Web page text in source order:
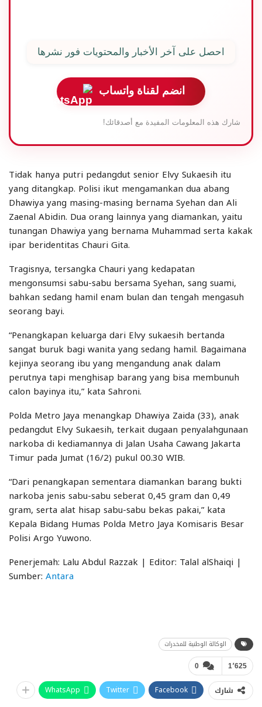
احصل على آخر الأخبار والمحتويات فور نشرها
انضم لقناة واتساب
شارك هذه المعلومات المفيدة مع أصدقائك!
Tidak hanya putri pedangdut senior Elvy Sukaesih itu
yang ditangkap. Polisi ikut mengamankan dua abang
Dhawiya yang masing-masing bernama Syehan dan Ali
Zaenal Abidin. Dua orang lainnya yang diamankan, yaitu
tunangan Dhawiya yang bernama Muhammad serta kakak
ipar beridentitas Chauri Gita.
Tragisnya, tersangka Chauri yang kedapatan
mengonsumsi sabu-sabu bersama Syehan, sang suami,
bahkan sedang hamil enam bulan dan tengah mengasuh
seorang bayi.
“Penangkapan keluarga dari Elvy sukaesih bertanda
sangat buruk bagi wanita yang sedang hamil. Bagaimana
kejinya seorang ibu yang mengandung anak dalam
perutnya tapi menghisap barang yang bisa membunuh
calon bayinya itu,” kata Sahroni.
Polda Metro Jaya menangkap Dhawiya Zaida (33), anak
pedangdut Elvy Sukaesih, terkait dugaan penyalahgunaan
narkoba di kediamannya di Jalan Usaha Cawang Jakarta
Timur pada Jumat (16/2) pukul 00.30 WIB.
“Dari penangkapan sementara diamankan barang bukti
narkoba jenis sabu-sabu seberat 0,45 gram dan 0,49
gram, serta alat hisap sabu-sabu bekas pakai,” kata
Kepala Bidang Humas Polda Metro Jaya Komisaris Besar
Polisi Argo Yuwono.
Penerjemah: Lalu Abdul Razzak | Editor: Talal alShaiqi |
Sumber: Antara
الوكالة الوطنية للمخدرات
0 1٬625
شارك Facebook
Twitter
WhatsApp